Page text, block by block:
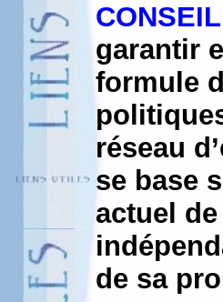
garantir
formule
réseau
se base
actuel
de sa